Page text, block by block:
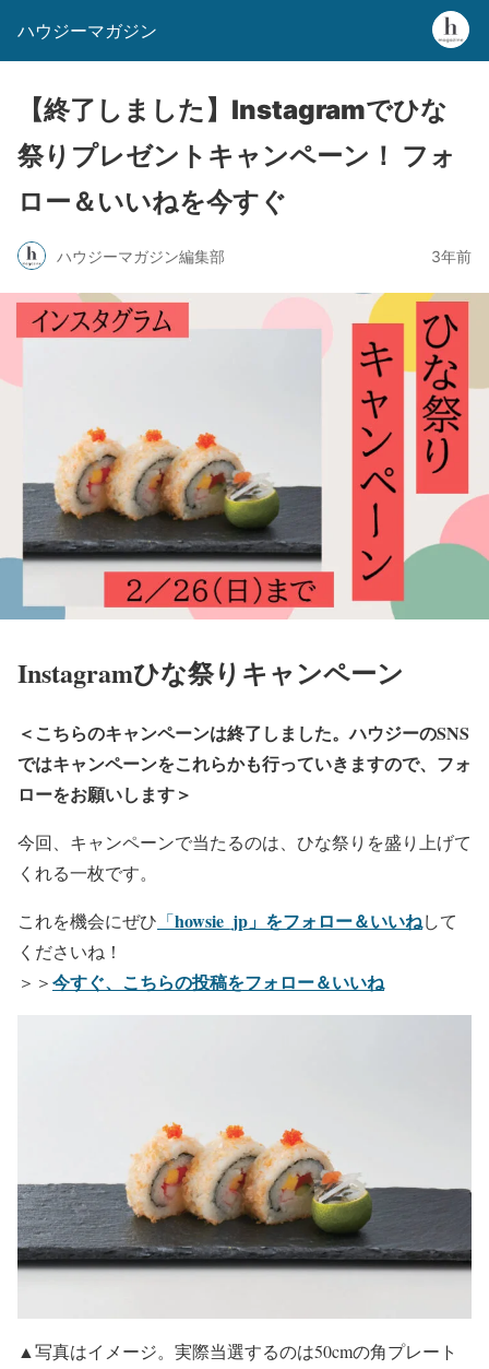
ハウジーマガジン
【終了しました】Instagramでひな
祭りプレゼントキャンペーン！ フォ
ロー＆いいねを今すぐ
ハウジーマガジン編集部 3年前
Instagramひな祭りキャンペーン
＜こちらのキャンペーンは終了しました。ハウジーのSNS
ではキャンペーンをこれらかも行っていきますので、フォ
ローをお願いします＞
今回、キャンペーンで当たるのは、ひな祭りを盛り上げて
くれる一枚です。
これを機会にぜひ 「howsie_jp」をフォロー＆いいねして
くださいね！
＞＞今すぐ、こちらの投稿をフォロー＆いいね
▲写真はイメージ。実際当選するのは50cmの角プレート